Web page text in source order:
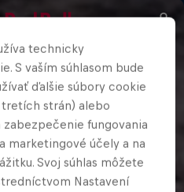
technicky
S vaším súhlasom bude
ďalšie súbory cookie
strán) alebo
fungovania
marketingové účely a na
Svoj súhlas môžete
Nastavení